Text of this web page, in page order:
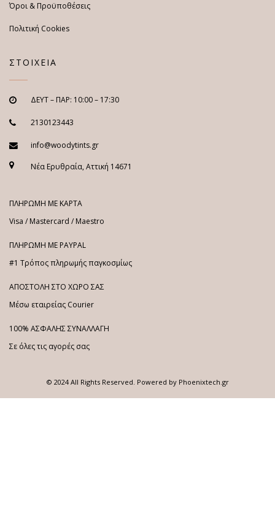
Όροι & Προϋποθέσεις
Πολιτική Cookies
ΣΤΟΙΧΕΙΑ
ΔΕΥΤ – ΠΑΡ: 10:00 – 17:30
2130123443
info@woodytints.gr
Νέα Ερυθραία, Αττική 14671
ΠΛΗΡΩΜΗ ΜΕ ΚΑΡΤΑ
Visa / Mastercard / Maestro
ΠΛΗΡΩΜΗ ΜΕ PAYPAL
#1 Τρόπος πληρωμής παγκοσμίως
ΑΠΟΣΤΟΛΗ ΣΤΟ ΧΩΡΟ ΣΑΣ
Μέσω εταιρείας Courier
100% ΑΣΦΑΛΗΣ ΣΥΝΑΛΛΑΓΗ
Σε όλες τις αγορές σας
© 2024 All Rights Reserved. Powered by Phoenixtech.gr